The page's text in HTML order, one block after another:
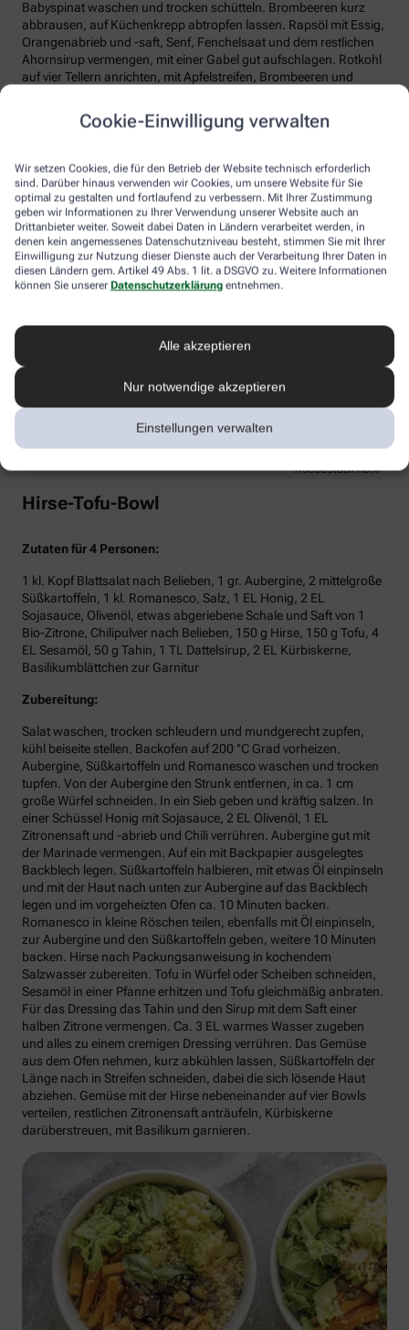
Cookie-Einwilligung verwalten
Wir setzen Cookies, die für den Betrieb der Website technisch erforderlich
sind. Darüber hinaus verwenden wir Cookies, um unsere Website für Sie
optimal zu gestalten und fortlaufend zu verbessern. Mit Ihrer Zustimmung
geben wir Informationen zu Ihrer Verwendung unserer Website auch an
Drittanbieter weiter. Soweit dabei Daten in Ländern verarbeitet werden, in
denen kein angemessenes Datenschutzniveau besteht, stimmen Sie mit Ihrer
Einwilligung zur Nutzung dieser Dienste auch der Verarbeitung Ihrer Daten in
diesen Ländern gem. Artikel 49 Abs. 1 lit. a DSGVO zu. Weitere Informationen
können Sie unserer Datenschutzerklärung entnehmen.
Alle akzeptieren
Nur notwendige akzeptieren
Einstellungen verwalten
Babyspinat waschen und trocken schütteln. Brombeeren kurz
abbrausen, auf Küchenkrepp abtropfen lassen. Rapsöl mit Essig,
Orangenabrieb und -saft, Senf, Fenchelsaat und dem restlichen
Ahornsirup vermengen, mit einer Gabel gut aufschlagen. Rotkohl
auf vier Tellern anrichten, mit Apfelstreifen, Brombeeren und
Vinaigrette beträufeln und servieren.
dem Servieren mit der Marinade vermengen und durchziehen
lassen. Der Salat sieht dann nicht mehr so „clean“ aus, ist aber
sehr aromatisch.
AdobeStock nblxer
Hirse-Tofu-Bowl
Zutaten für 4 Personen:
1 kl. Kopf Blattsalat nach Belieben, 1 gr. Aubergine, 2 mittelgroße
Süßkartoffeln, 1 kl. Romanesco, Salz, 1 EL Honig, 2 EL
Sojasauce, Olivenöl, etwas abgeriebene Schale und Saft von 1
Bio-Zitrone, Chilipulver nach Belieben, 150 g Hirse, 150 g Tofu, 4
EL Sesamöl, 50 g Tahin, 1 TL Dattelsirup, 2 EL Kürbiskerne,
Basilikumblättchen zur Garnitur
Zubereitung:
Salat waschen, trocken schleudern und mundgerecht zupfen,
kühl beiseite stellen. Backofen auf 200 °C Grad vorheizen.
Aubergine, Süßkartoffeln und Romanesco waschen und trocken
tupfen. Von der Aubergine den Strunk entfernen, in ca. 1 cm
große Würfel schneiden. In ein Sieb geben und kräftig salzen. In
einer Schüssel Honig mit Sojasauce, 2 EL Olivenöl, 1 EL
Zitronensaft und -abrieb und Chili verrühren. Aubergine gut mit
der Marinade vermengen. Auf ein mit Backpapier ausgelegtes
Backblech legen. Süßkartoffeln halbieren, mit etwas Öl einpinseln
und mit der Haut nach unten zur Aubergine auf das Backblech
legen und im vorgeheizten Ofen ca. 10 Minuten backen.
Romanesco in kleine Röschen teilen, ebenfalls mit Öl einpinseln,
zur Aubergine und den Süßkartoffeln geben, weitere 10 Minuten
backen. Hirse nach Packungsanweisung in kochendem
Salzwasser zubereiten. Tofu in Würfel oder Scheiben schneiden,
Sesamöl in einer Pfanne erhitzen und Tofu gleichmäßig anbraten.
Für das Dressing das Tahin und den Sirup mit dem Saft einer
halben Zitrone vermengen. Ca. 3 EL warmes Wasser zugeben
und alles zu einem cremigen Dressing verrühren. Das Gemüse
aus dem Ofen nehmen, kurz abkühlen lassen, Süßkartoffeln der
Länge nach in Streifen schneiden, dabei die sich lösende Haut
abziehen. Gemüse mit der Hirse nebeneinander auf vier Bowls
verteilen, restlichen Zitronensaft anträufeln, Kürbiskerne
darüberstreuen, mit Basilikum garnieren.